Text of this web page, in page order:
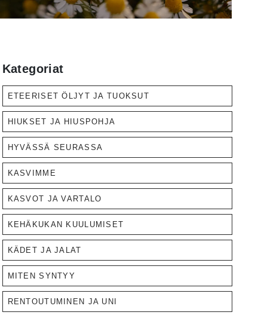
Kategoriat
ETEERISET ÖLJYT JA TUOKSUT
HIUKSET JA HIUSPOHJA
HYVÄSSÄ SEURASSA
KASVIMME
KASVOT JA VARTALO
KEHÄKUKAN KUULUMISET
KÄDET JA JALAT
MITEN SYNTYY
RENTOUTUMINEN JA UNI